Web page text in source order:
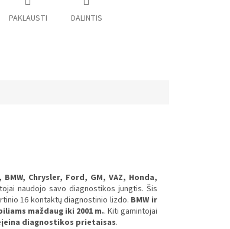
PAKLAUSTI DALINTIS
BMW, Chrysler, Ford, GM, VAZ, Honda,
naudojo savo diagnostikos jungtis. Šis
16 kontaktų diagnostinio lizdo. BMW ir
maždaug iki 2001 m.. Kiti gamintojai
diagnostikos prietaisas.